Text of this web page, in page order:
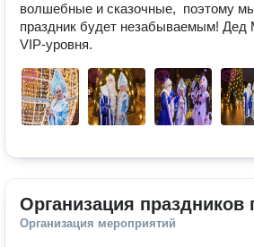
волшебные и сказочные,  поэтому
праздник будет незабываемым! Дед
VIP-уровня.
Организация праздников
Организация мероприятий